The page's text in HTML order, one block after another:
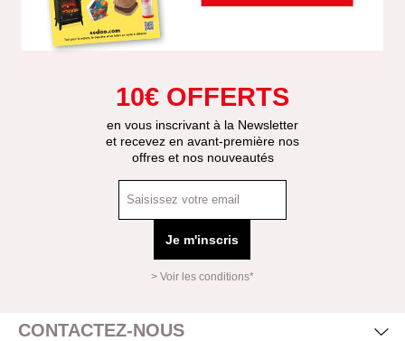
10€ OFFERTS
en vous inscrivant à la Newsletter
et recevez en avant-première nos
offres et nos nouveautés
Je m'inscris
> Voir les conditions*
CONTACTEZ-NOUS